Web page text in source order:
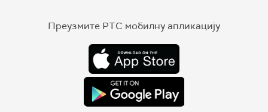
Преузмите РТС мобилну апликацију